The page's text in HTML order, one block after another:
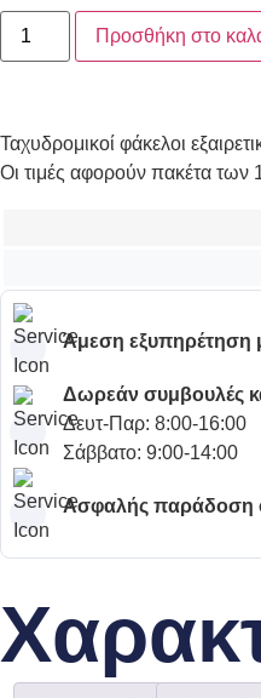
Προσθήκη στο
Ταχυδρομικοί φάκελοι
Οι τιμές αφορούν πακέτα των
Άμεση εξυπηρέτηση
Δωρεάν συμβουλές
Δευτ-Παρ: 8:00-16:00
Σάββατο: 9:00-14:00
Ασφαλής παράδοση